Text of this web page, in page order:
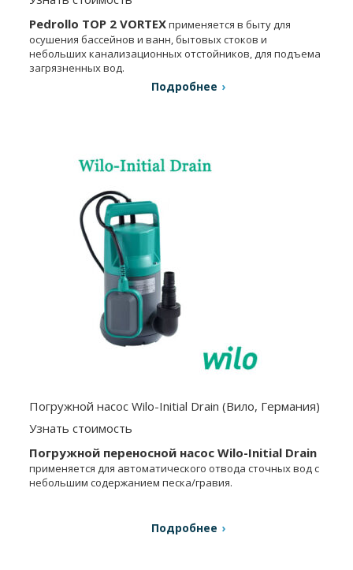
Pedrollo TOP 2 VORTEXприменяется в быту для
осушения бассейнов и ванн, бытовых стоков и
небольших канализационных отстойников, для подъема
загрязненных вод.
Подробнее
Погружной насос Wilo-Initial Drain (Вило, Германия)
Узнать стоимость
Погружной переносной насос Wilo-Initial Drain
применяется для автоматического отвода сточных вод с
небольшим содержанием песка/гравия.
Подробнее